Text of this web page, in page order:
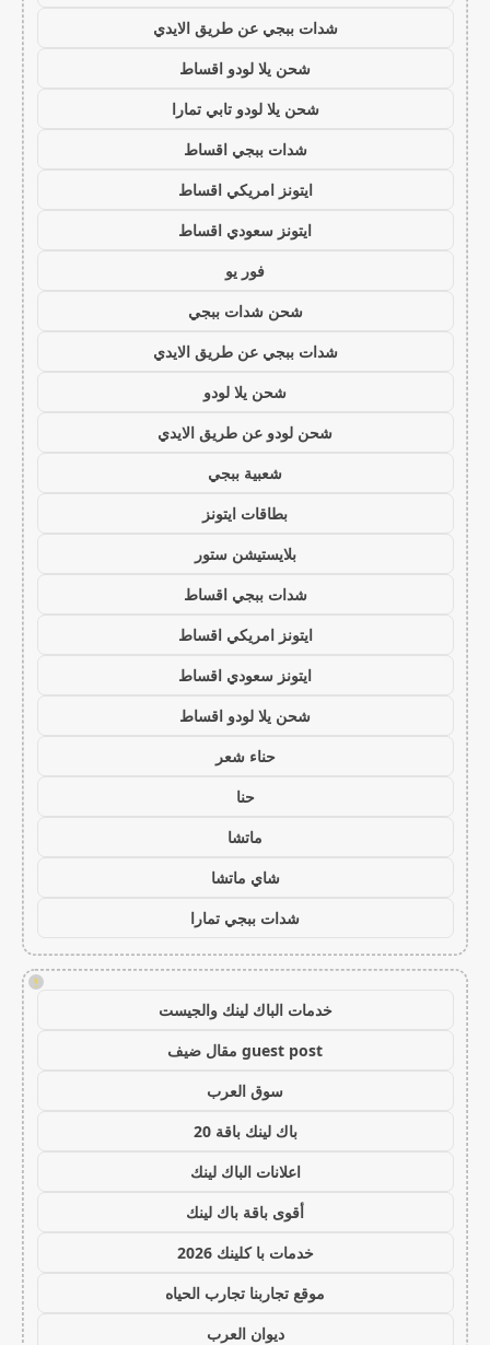
شدات ببجي عن طريق الايدي
شحن يلا لودو اقساط
شحن يلا لودو تابي تمارا
شدات ببجي اقساط
ايتونز امريكي اقساط
ايتونز سعودي اقساط
فور يو
شحن شدات ببجي
شدات ببجي عن طريق الايدي
شحن يلا لودو
شحن لودو عن طريق الايدي
شعبية ببجي
بطاقات ايتونز
بلايستيشن ستور
شدات ببجي اقساط
ايتونز امريكي اقساط
ايتونز سعودي اقساط
شحن يلا لودو اقساط
حناء شعر
حنا
ماتشا
شاي ماتشا
شدات ببجي تمارا
!
خدمات الباك لينك والجيست
guest post مقال ضيف
سوق العرب
باك لينك باقة 20
اعلانات الباك لينك
أقوى باقة باك لينك
خدمات با كلينك 2026
موقع تجاربنا تجارب الحياه
ديوان العرب